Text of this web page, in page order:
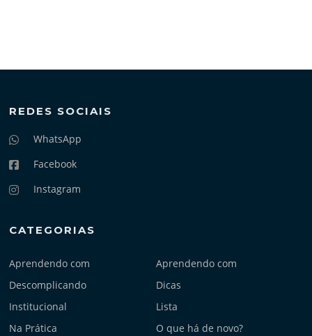
REDES SOCIAIS
WhatsApp
Facebook
Instagram
CATEGORIAS
Aprendendo com
Aprendendo com
Descomplicando
Dicas
Institucional
Lista
Na Prática
O que há de novo?